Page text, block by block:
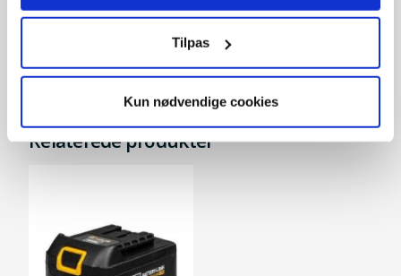
Tilpas
Kun nødvendige cookies
På lager
Relaterede produkter